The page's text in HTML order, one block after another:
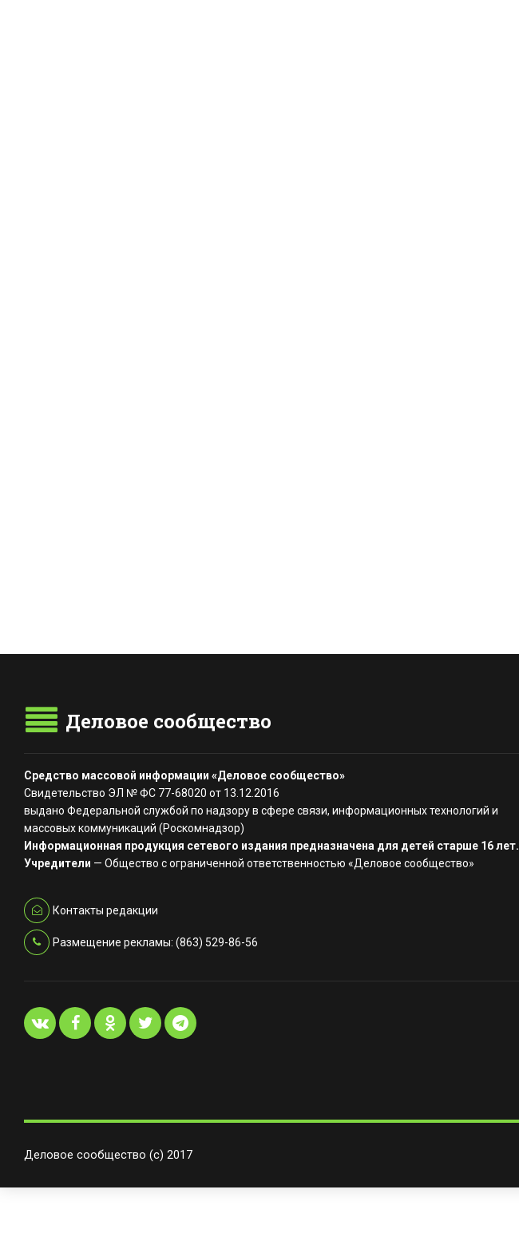
Деловое сообщество
Средство массовой информации «Деловое сообщество»
Свидетельство ЭЛ № ФС 77-68020 от 13.12.2016
выдано Федеральной службой по надзору в сфере связи, информационных технологий и
массовых коммуникаций (Роскомнадзор)
Информационная продукция сетевого издания предназначена для детей старше 16 лет.
Учредители — Общество с ограниченной ответственностью «Деловое сообщество»
Контакты редакции
Размещение рекламы: (863) 529-86-56
Деловое сообщество (с) 2017